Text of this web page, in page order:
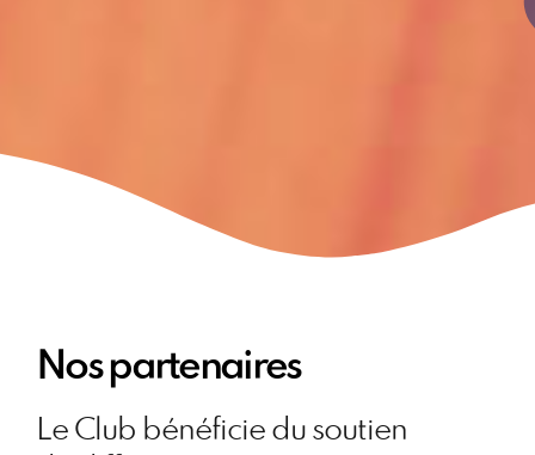
Nos partenaires
Le Club bénéficie du soutien